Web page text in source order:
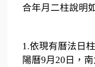
合年月二柱說明
1.依現有曆法日
陽曆9月20日，